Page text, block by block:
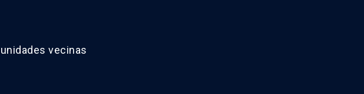
vecinas